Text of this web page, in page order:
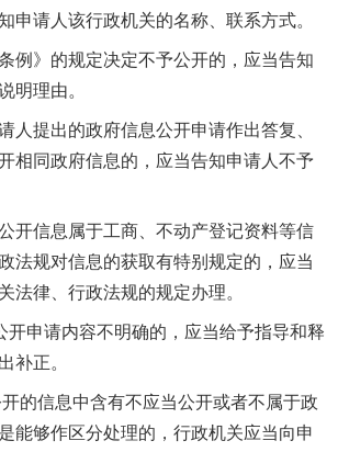
申请人该行政机关的名称、联系方式。
例》的规定决定不予公开的，应当告知
明理由。
人提出的政府信息公开申请作出答复、
相同政府信息的，应当告知申请人不予
开信息属于工商、不动产登记资料等信
法规对信息的获取有特别规定的，应当
法律、行政法规的规定办理。
开申请内容不明确的，应当给予指导和释
补正。
的信息中含有不应当公开或者不属于政
能够作区分处理的，行政机关应当向申